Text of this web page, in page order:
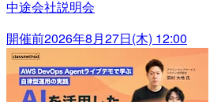
中途会社説明会
開催前2026年8月27日(木) 12:00